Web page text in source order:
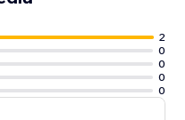
2
0
0
0
0